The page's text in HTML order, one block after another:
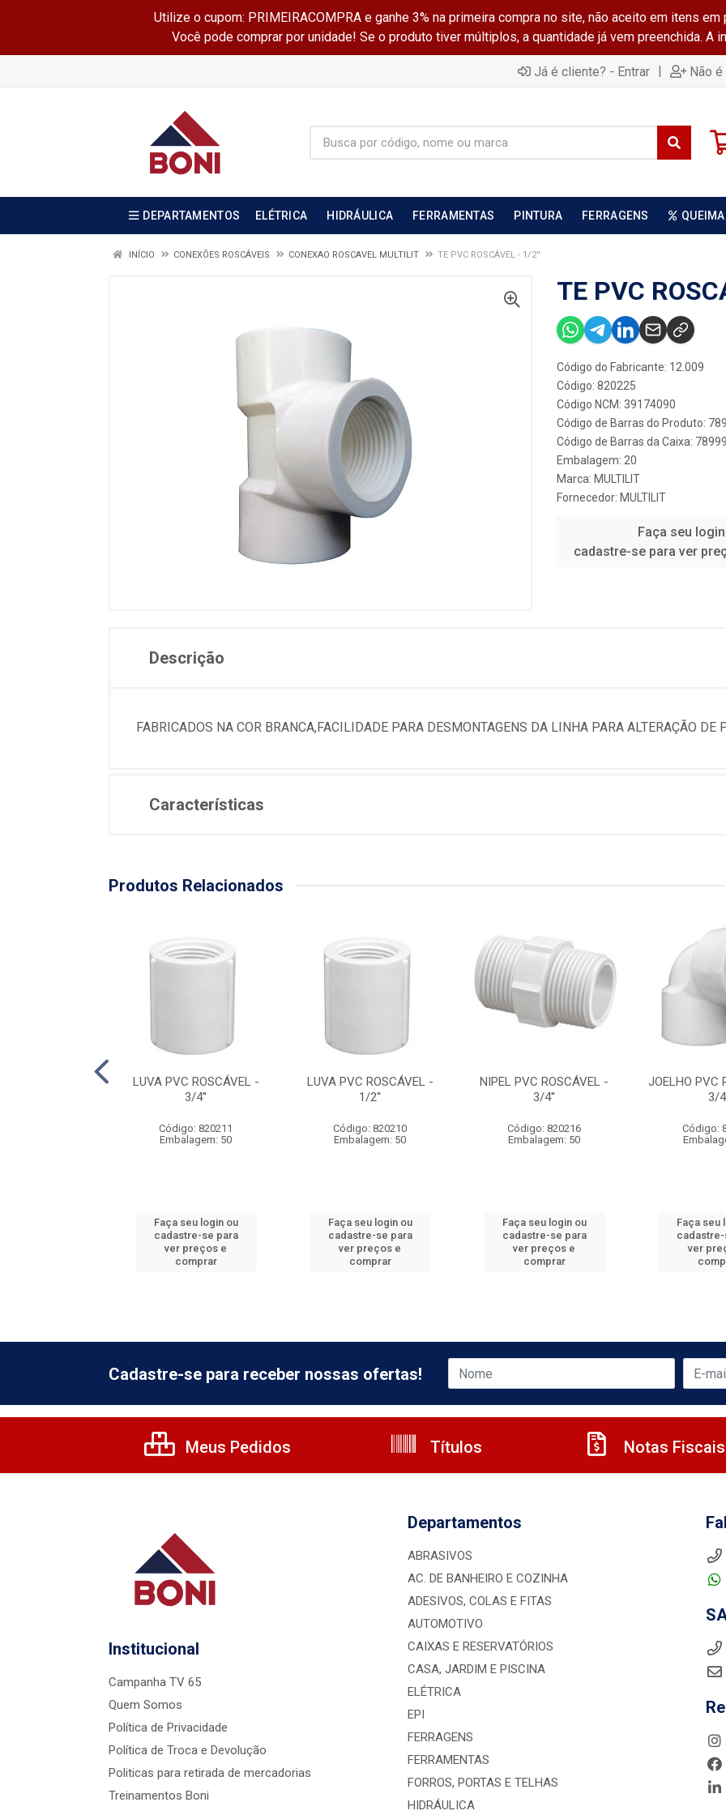
Utilize o cupom: PRIMEIRACOMPRA e ganhe 3% na primeira compra no site, não aceito em itens
Você pode comprar por unidade! Se o produto tiver múltiplos, a quantidade já vem preenchida. A
Já é cliente? - Entrar | Não
DEPARTAMENTOS ELÉTRICA HIDRÁULICA FERRAMENTAS PINTURA FERRAGENS
INÍCIO CONEXÕES ROSCÁVEIS CONEXAO ROSCAVEL MULTILIT TE PVC ROSCÁVEL - 1/2''
TE PVC
Código do Fabricante: 12.009
Código: 820225
Código NCM: 39174090
Código de Barras do Produto:
Código de Barras da Caixa:
Embalagem: 20
Marca: MULTILIT
Fornecedor: MULTILIT
Faça seu
cadastre-se para ver
Descrição
FABRICADOS NA COR BRANCA,FACILIDADE PARA DESMONTAGENS DA LINHA PARA ALTERAÇÃO DE
Características
Produtos Relacionados
LUVA PVC ROSCÁVEL -
3/4''
Código: 820211
Embalagem: 50
Faça seu login ou
cadastre-se para
ver preços e
comprar
LUVA PVC ROSCÁVEL -
1/2''
Código: 820210
Embalagem: 50
Faça seu login ou
cadastre-se para
ver preços e
comprar
NIPEL PVC ROSCÁVEL -
3/4''
Código: 820216
Embalagem: 50
Faça seu login ou
cadastre-se para
ver preços e
comprar
JOELHO PVC
3/
Código:
Faça seu
ver
Cadastre-se para receber nossas ofertas!
Meus Pedidos Títulos Notas Fiscais
Institucional
Campanha TV 65
Quem Somos
Política de Privacidade
Política de Troca e Devolução
Politicas para retirada de mercadorias
Treinamentos Boni
Departamentos
ABRASIVOS
AC. DE BANHEIRO E COZINHA
ADESIVOS, COLAS E FITAS
AUTOMOTIVO
CAIXAS E RESERVATÓRIOS
CASA, JARDIM E PISCINA
ELÉTRICA
EPI
FERRAGENS
FERRAMENTAS
FORROS, PORTAS E TELHAS
HIDRÁULICA